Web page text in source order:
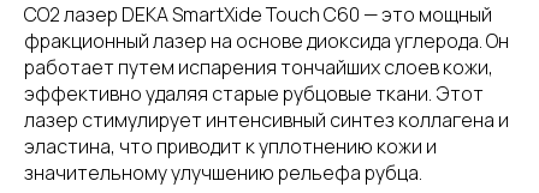
CO2 лазер DEKA SmartXide Touch C60 — это мощный
фракционный лазер на основе диоксида углерода. Он
работает путем испарения тончайших слоев кожи,
эффективно удаляя старые рубцовые ткани. Этот
лазер стимулирует интенсивный синтез коллагена и
эластина, что приводит к уплотнению кожи и
значительному улучшению рельефа рубца.